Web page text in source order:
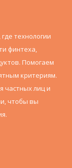
технологии
финтеха,
Помогаем
критериям.
частных лиц и
чтобы вы